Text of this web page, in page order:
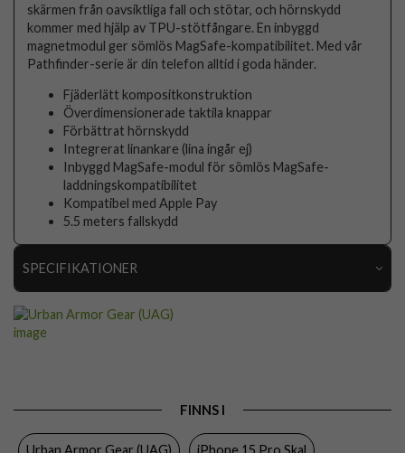
skärmen från oavsiktliga fall och stötar, och hörnskydd
kommer med hjälp av TPU-stötfångare. En inbyggd
magnetmodul ger sömlös MagSafe-kompatibilitet. Med vår
Pathfinder-serie är din telefon alltid i goda händer.
Fjäderlätt kompositkonstruktion
Överdimensionerade taktila knappar
Förbättrat hörnskydd
Integrerat linankare (lina ingår ej)
Inbyggd MagSafe-modul för sömlös MagSafe-
laddningskompatibilitet
Kompatibel med Apple Pay
5.5 meters fallskydd
SPECIFIKATIONER
Artikelnummer
Passar till
MagSafe-kompatibel, Stöttålig
Färg Genomskinlig
FINNS I
Urban Armor Gear (UAG) iPhone 15 Pro Skal